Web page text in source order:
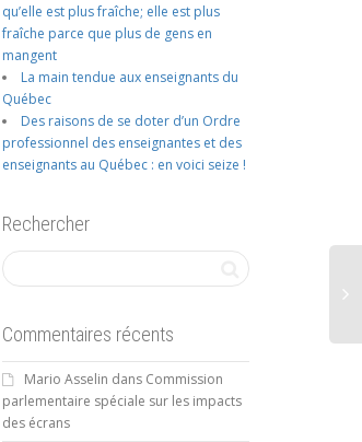
qu’elle est plus fraîche; elle est plus
fraîche parce que plus de gens en
mangent
La main tendue aux enseignants du
Québec
Des raisons de se doter d’un Ordre
professionnel des enseignantes et des
enseignants au Québec : en voici seize !
Rechercher
Commentaires récents
Mario Asselin dans Commission
parlementaire spéciale sur les impacts
des écrans